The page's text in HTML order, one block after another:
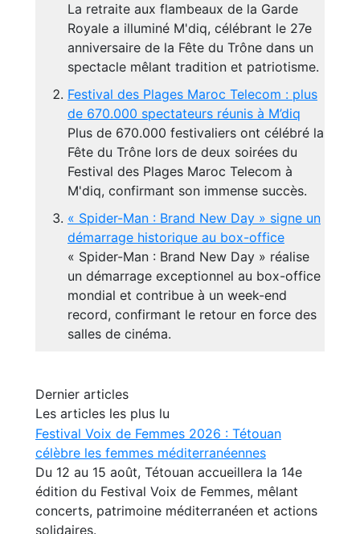
La retraite aux flambeaux de la Garde
Royale a illuminé M'diq, célébrant le 27e
anniversaire de la Fête du Trône dans un
spectacle mêlant tradition et patriotisme.
Festival des Plages Maroc Telecom : plus
de 670.000 spectateurs réunis à M’diq
Plus de 670.000 festivaliers ont célébré la
Fête du Trône lors de deux soirées du
Festival des Plages Maroc Telecom à
M'diq, confirmant son immense succès.
« Spider-Man : Brand New Day » signe un
démarrage historique au box-office
« Spider-Man : Brand New Day » réalise
un démarrage exceptionnel au box-office
mondial et contribue à un week-end
record, confirmant le retour en force des
salles de cinéma.
Dernier articles
Les articles les plus lu
Festival Voix de Femmes 2026 : Tétouan
célèbre les femmes méditerranéennes
Du 12 au 15 août, Tétouan accueillera la 14e
édition du Festival Voix de Femmes, mêlant
concerts, patrimoine méditerranéen et actions
solidaires.